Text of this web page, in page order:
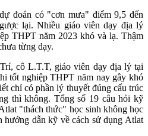
đoán có "cơn mưa" điểm 9,5 đến
lại. Nhiều giáo viên dạy địa lý
THPT năm 2023 khó và lạ. Thậm
từng dạy.
cô L.T.T, giáo viên dạy địa lý tại
tốt nghiệp THPT năm nay gây khó
chỉ có phần lý thuyết đúng cấu trúc
thì không. Tổng số 19 câu hỏi kỹ
"thách thức" học sinh không học
hướng dẫn kỹ về cách sử dụng Atlat